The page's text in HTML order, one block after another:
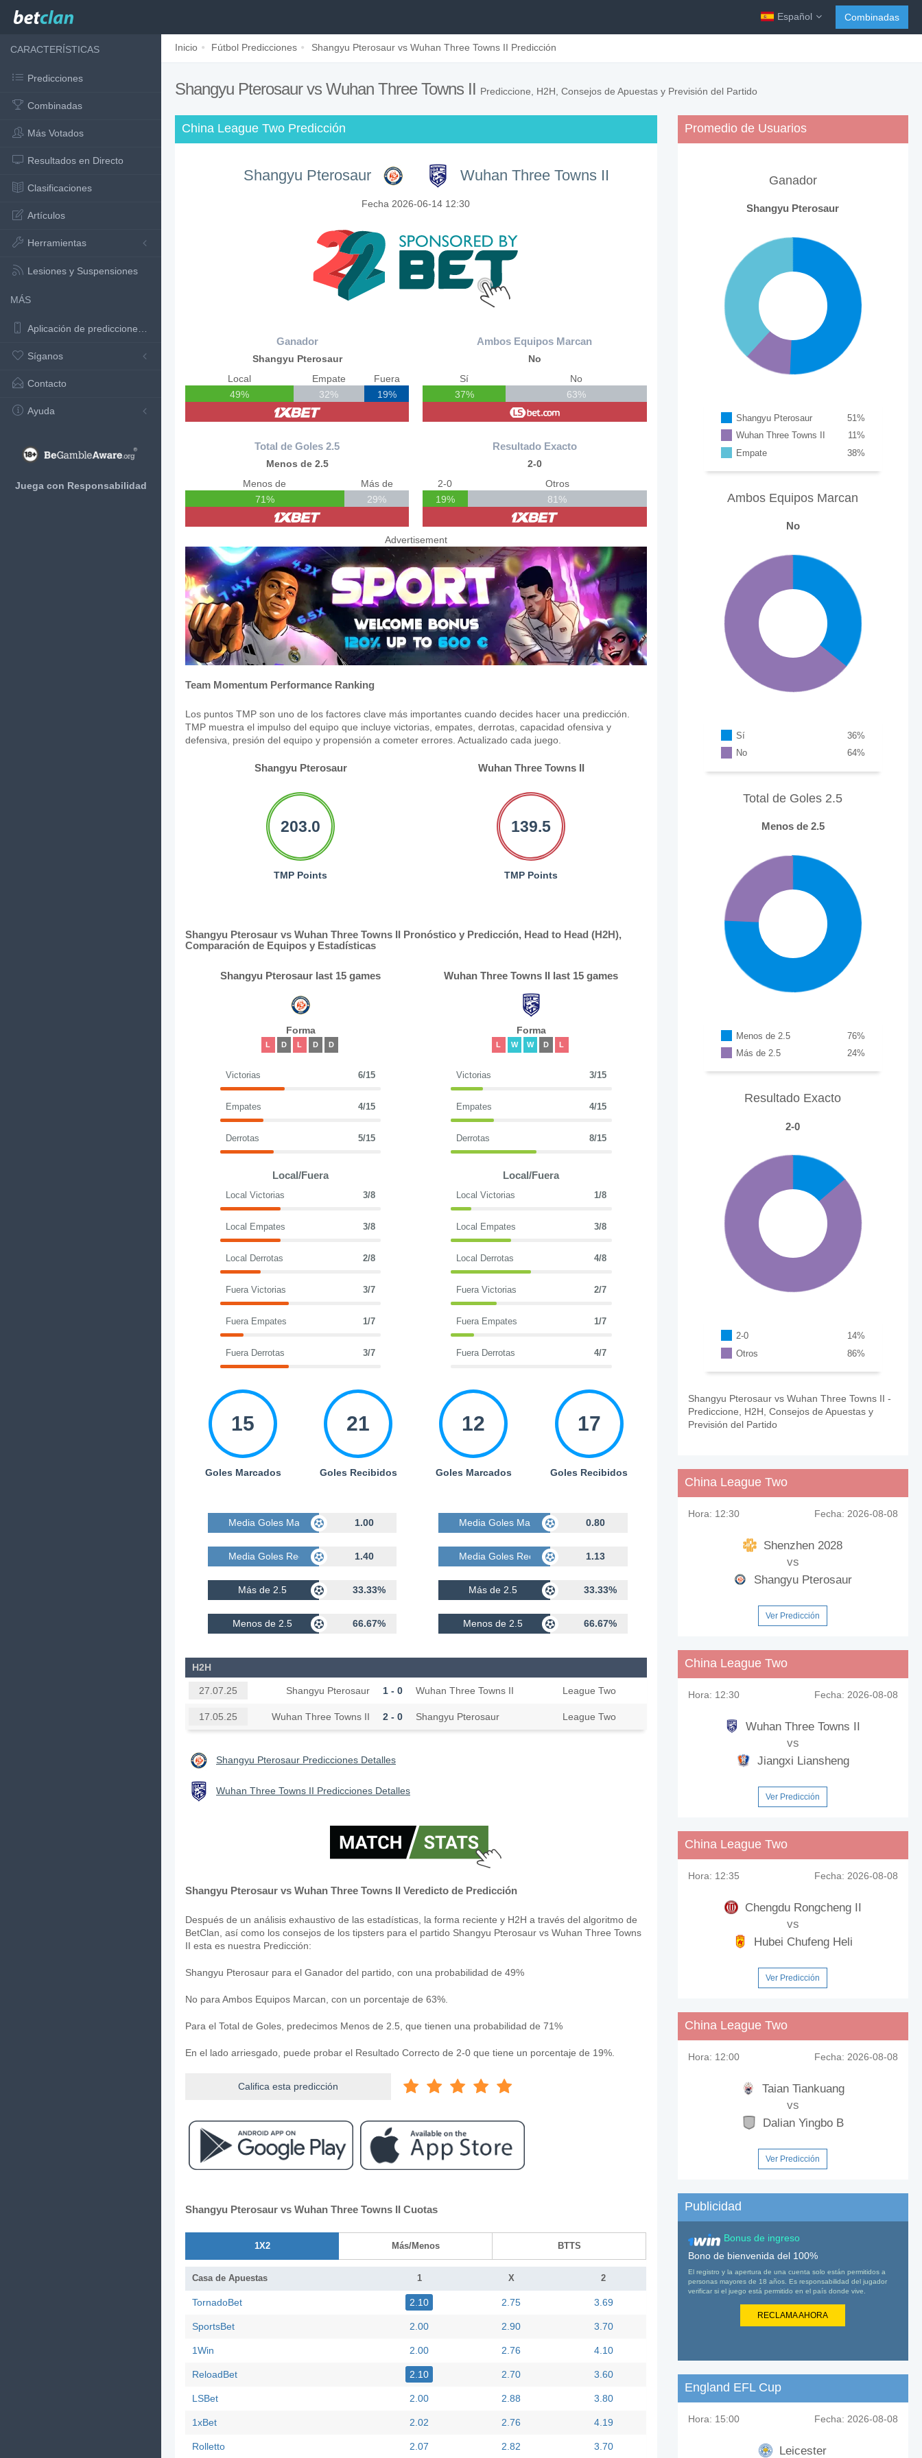
Español Combinadas
CARACTERÍSTICAS
Predicciones
Combinadas
Más Votados
Resultados en Directo
Clasificaciones
Artículos
Herramientas
Lesiones y Suspensiones
MÁS
Aplicación de predicciones de fútbol
Síganos
Contacto
Ayuda
Juega con Responsabilidad
Inicio Fútbol Predicciones Shangyu Pterosaur vs Wuhan Three Towns II Predicción
Shangyu Pterosaur vs Wuhan Three Towns II Prediccione, H2H, Consejos de Apuestas y Previsión del Partido
China League Two Predicción
Shangyu Pterosaur Wuhan Three Towns II
Fecha 2026-06-14 12:30
Ganador
Shangyu Pterosaur
Local
49%
Empate
32%
Fuera
19%
Total de Goles 2.5
Menos de 2.5
Menos de
71%
Más de
29%
Ambos Equipos Marcan
No
Sí
37%
No
63%
Resultado Exacto
2-0
2-0
19%
Otros
81%
Advertisement
Team Momentum Performance Ranking
Los puntos TMP son uno de los factores clave más importantes cuando decides hacer una predicción.
TMP muestra el impulso del equipo que incluye victorias, empates, derrotas, capacidad ofensiva y
defensiva, presión del equipo y propensión a cometer errores. Actualizado cada juego.
Shangyu Pterosaur Wuhan Three Towns II
203.0
TMP Points
139.5
TMP Points
Shangyu Pterosaur vs Wuhan Three Towns II Pronóstico y Predicción, Head to Head (H2H),
Comparación de Equipos y Estadísticas
Shangyu Pterosaur last 15 games
Forma
L D L D D
Victorias 6/15
Empates 4/15
Derrotas 5/15
Local/Fuera
Local Victorias 3/8
Local Empates 3/8
Local Derrotas 2/8
Fuera Victorias 3/7
Fuera Empates 1/7
Fuera Derrotas 3/7
15
Goles Marcados
21
Goles Recibidos
Media Goles Marcados 1.00
Media Goles Recibidos 1.40
Más de 2.5 33.33%
Menos de 2.5 66.67%
Wuhan Three Towns II last 15 games
Forma
L W W D L
Victorias 3/15
Empates 4/15
Derrotas 8/15
Local/Fuera
Local Victorias 1/8
Local Empates 3/8
Local Derrotas 4/8
Fuera Victorias 2/7
Fuera Empates 1/7
Fuera Derrotas 4/7
12
Goles Marcados
17
Goles Recibidos
Media Goles Marcados 0.80
Media Goles Recibidos 1.13
Más de 2.5 33.33%
Menos de 2.5 66.67%
H2H
27.07.25 Shangyu Pterosaur 1 - 0 Wuhan Three Towns II League Two
17.05.25 Wuhan Three Towns II 2 - 0 Shangyu Pterosaur League Two
Shangyu Pterosaur Predicciones Detalles
Wuhan Three Towns II Predicciones Detalles
Shangyu Pterosaur vs Wuhan Three Towns II Veredicto de Predicción
Después de un análisis exhaustivo de las estadísticas, la forma reciente y H2H a través del algoritmo de
BetClan, así como los consejos de los tipsters para el partido Shangyu Pterosaur vs Wuhan Three Towns
II esta es nuestra Predicción:
Shangyu Pterosaur para el Ganador del partido, con una probabilidad de 49%
No para Ambos Equipos Marcan, con un porcentaje de 63%.
Para el Total de Goles, predecimos Menos de 2.5, que tienen una probabilidad de 71%
En el lado arriesgado, puede probar el Resultado Correcto de 2-0 que tiene un porcentaje de 19%.
Califica esta predicción
Shangyu Pterosaur vs Wuhan Three Towns II Cuotas
1X2 Más/Menos BTTS
Casa de Apuestas 1 X 2
TornadoBet 2.10 2.75 3.69
SportsBet 2.00 2.90 3.70
1Win 2.00 2.76 4.10
ReloadBet 2.10 2.70 3.60
LSBet 2.00 2.88 3.80
1xBet 2.02 2.76 4.19
Rolletto 2.07 2.82 3.70
Promedio de Usuarios
Ganador
Shangyu Pterosaur
Shangyu Pterosaur %
51
Wuhan Three Towns II
%
11
Empate
%
38
Ambos Equipos Marcan
No
Sí %
36
No
%
64
Total de Goles 2.5
Menos de 2.5
Menos de 2.5 %
76
Más de 2.5
%
24
Resultado Exacto
2-0
2-0 %
14
Otros
%
86
Shangyu Pterosaur vs Wuhan Three Towns II -
Prediccione, H2H, Consejos de Apuestas y
Previsión del Partido
China League Two
Hora: 12:30 Fecha: 2026-08-08
Shenzhen 2028
vs
Shangyu Pterosaur
Ver Predicción
China League Two
Hora: 12:30 Fecha: 2026-08-08
Wuhan Three Towns II
vs
Jiangxi Liansheng
Ver Predicción
China League Two
Hora: 12:35 Fecha: 2026-08-08
Chengdu Rongcheng II
vs
Hubei Chufeng Heli
Ver Predicción
China League Two
Hora: 12:00 Fecha: 2026-08-08
Taian Tiankuang
vs
Dalian Yingbo B
Ver Predicción
Publicidad
Bonus de ingreso
Bono de bienvenida del 100%
El registro y la apertura de una cuenta solo están permitidos a
personas mayores de 18 años. Es responsabilidad del jugador
verificar si el juego está permitido en el país donde vive.
RECLAMA AHORA
England EFL Cup
Hora: 15:00 Fecha: 2026-08-08
Leicester